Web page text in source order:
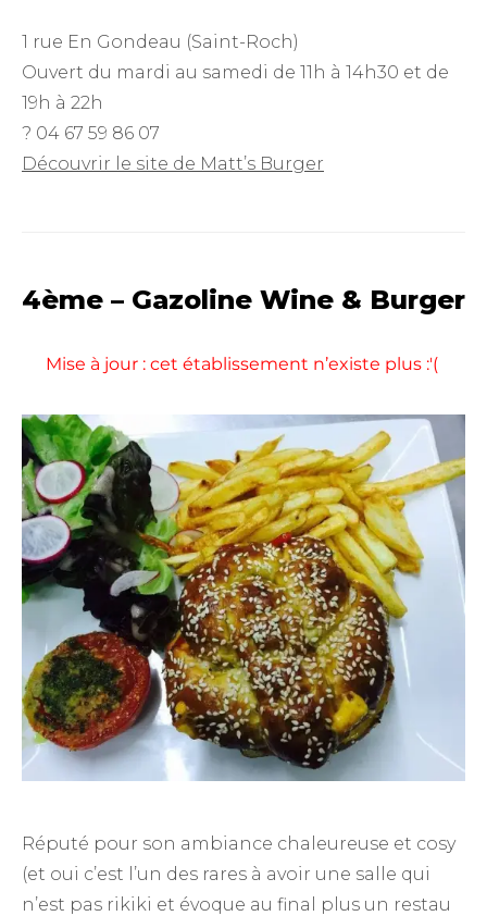
1 rue En Gondeau (Saint-Roch)
Ouvert du mardi au samedi de 11h à 14h30 et de
19h à 22h
? 04 67 59 86 07
Découvrir le site de Matt’s Burger
4ème – Gazoline Wine & Burger
Mise à jour : cet établissement n’existe plus :'(
Réputé pour son ambiance chaleureuse et cosy
(et oui c’est l’un des rares à avoir une salle qui
n’est pas rikiki et évoque au final plus un restau